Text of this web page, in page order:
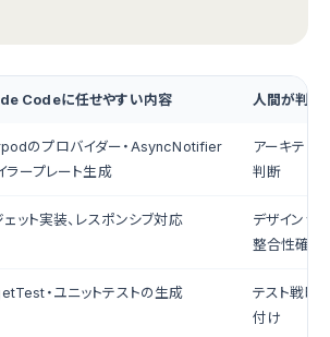
Codeに任せやすい内容 人間が判断
のプロバイダー・AsyncNotifier
ラープレート生成
アーキテク
判断
ェット実装、レスポンシブ対応
デザインシ
整合性確認
・ユニットテストの生成
テスト戦略
付け